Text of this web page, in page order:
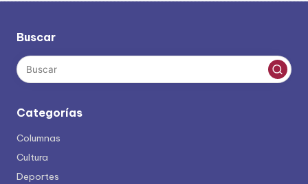
Buscar
Categorías
Columnas
Cultura
Deportes